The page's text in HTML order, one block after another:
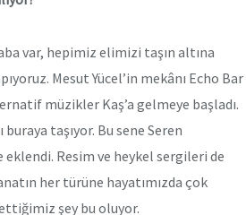
var, hepimiz elimizi taşın altına
Mesut Yücel’in mekânı Echo Bar
müzikler Kaş’a gelmeye başladı.
taşıyor. Bu sene Seren
eklendi. Resim ve heykel sergileri de
her türüne hayatımızda çok
şey bu oluyor.